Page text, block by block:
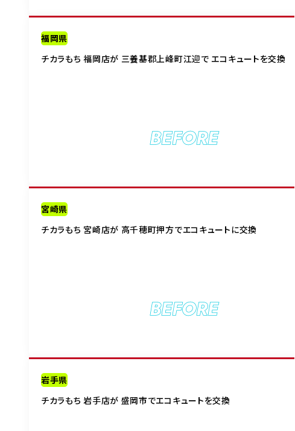
福岡県
チカラもち 福岡店が 三養基郡上峰町江迎で エコキュートを交換
BEFORE
宮崎県
チカラもち 宮崎店が 高千穂町押方でエコキュートに交換
BEFORE
岩手県
チカラもち 岩手店が 盛岡市でエコキュートを交換